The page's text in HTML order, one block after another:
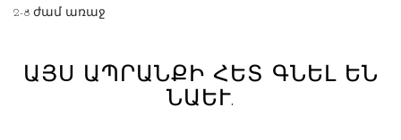
2-8 ժամ առաջ
ԱՅՍ ԱՊՐԱՆՔԻ ՀԵՏ ԳՆԵԼ ԵՆ
ՆԱԵՒ.